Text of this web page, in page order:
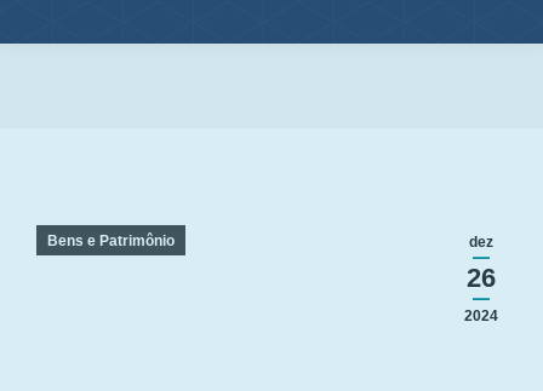
dez
26
2024
Bens e Patrimônio